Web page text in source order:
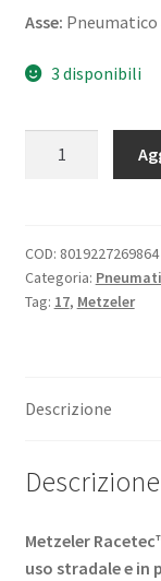
Asse:
3 disponibili
K2
120/70
R
(anteriore)
COD: 8019227269864
Categoria:
Tag: 17, Metzeler
Descrizione
Descrizione
Metzeler
uso stradale e in